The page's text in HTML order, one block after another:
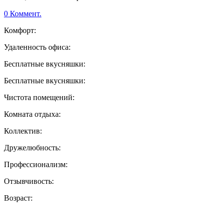
0 Коммент.
Комфорт:
Удаленность офиса:
Бесплатные вкусняшки:
Бесплатные вкусняшки:
Чистота помещений:
Комната отдыха:
Коллектив:
Дружелюбность:
Профессионализм:
Отзывчивость:
Возраст: